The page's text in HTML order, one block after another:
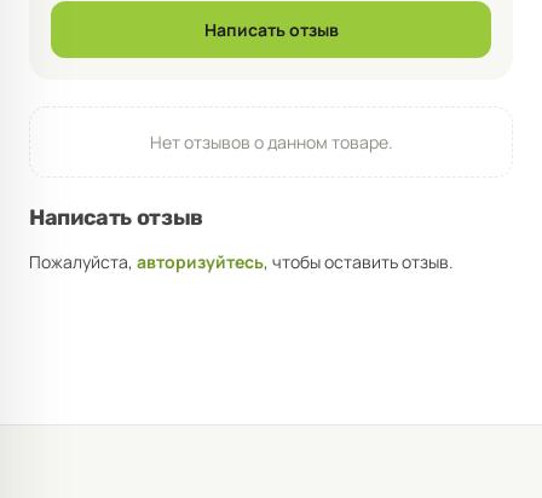
Написать отзыв
Нет отзывов о данном товаре.
Написать отзыв
Пожалуйста, авторизуйтесь, чтобы оставить отзыв.